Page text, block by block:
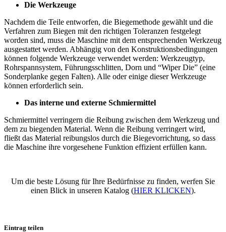
Die Werkzeuge
Nachdem die Teile entworfen, die Biegemethode gewählt und die
Verfahren zum Biegen mit den richtigen Toleranzen festgelegt
worden sind, muss die Maschine mit dem entsprechenden Werkzeug
ausgestattet werden. Abhängig von den Konstruktionsbedingungen
können folgende Werkzeuge verwendet werden: Werkzeugtyp,
Rohrspannsystem, Führungsschlitten, Dorn und “Wiper Die” (eine
Sonderplanke gegen Falten). Alle oder einige dieser Werkzeuge
können erforderlich sein.
Das interne und externe Schmiermittel
Schmiermittel verringern die Reibung zwischen dem Werkzeug und
dem zu biegenden Material. Wenn die Reibung verringert wird,
fließt das Material reibungslos durch die Biegevorrichtung, so dass
die Maschine ihre vorgesehene Funktion effizient erfüllen kann.
Um die beste Lösung für Ihre Bedürfnisse zu finden, werfen Sie
einen Blick in unseren Katalog (HIER KLICKEN).
Eintrag teilen